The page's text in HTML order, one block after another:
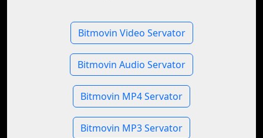
Bitmovin Video Servator
Bitmovin Audio Servator
Bitmovin MP4 Servator
Bitmovin MP3 Servator